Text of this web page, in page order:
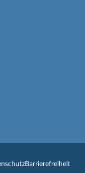
Barrierefreiheit